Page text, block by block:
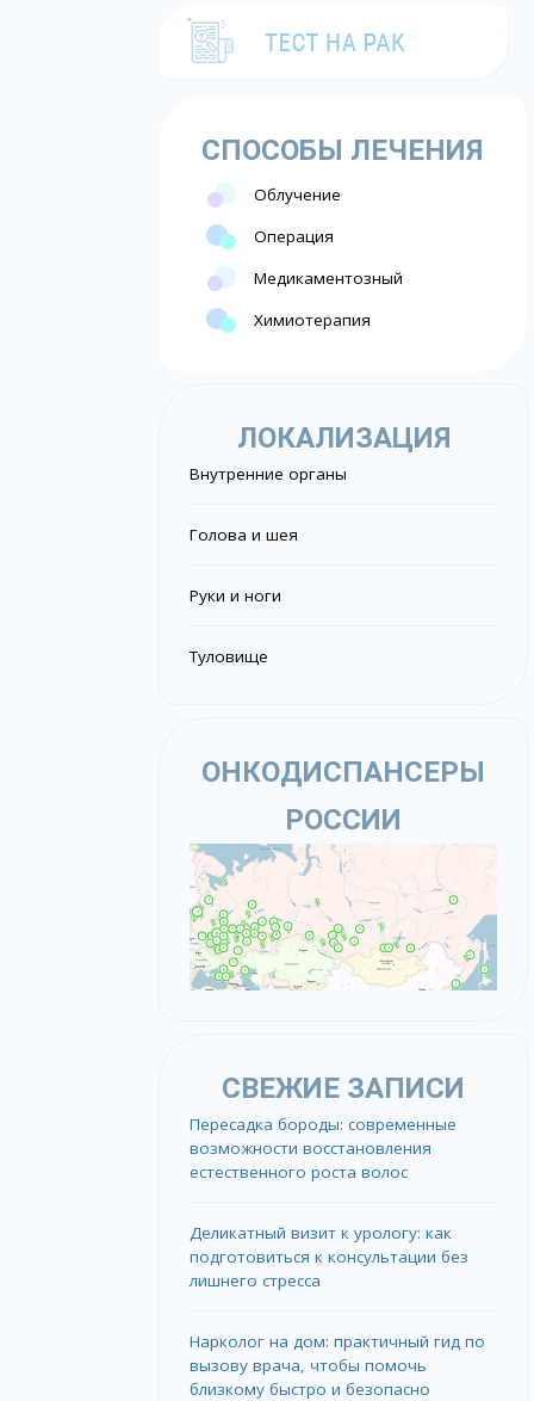
СПОСОБЫ ЛЕЧЕНИЯ
Облучение
Операция
Медикаментозный
Химиотерапия
ЛОКАЛИЗАЦИЯ
Внутренние органы
Голова и шея
Руки и ноги
Туловище
ОНКОДИСПАНСЕРЫ
РОССИИ
СВЕЖИЕ ЗАПИСИ
Пересадка бороды: современные
возможности восстановления
естественного роста волос
Деликатный визит к урологу: как
подготовиться к консультации без
лишнего стресса
Нарколог на дом: практичный гид по
вызову врача, чтобы помочь
близкому быстро и безопасно